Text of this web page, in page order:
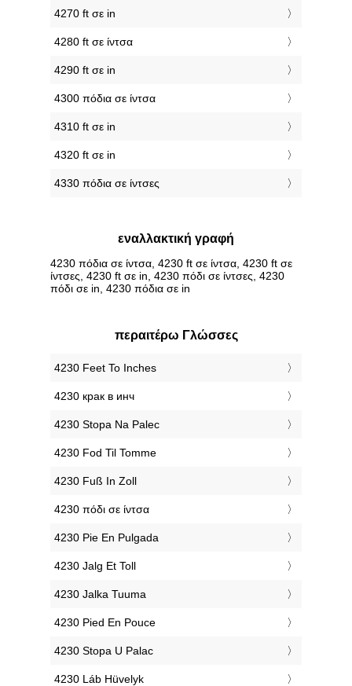
4270 ft σε in
4280 ft σε ίντσα
4290 ft σε in
4300 πόδια σε ίντσα
4310 ft σε in
4320 ft σε in
4330 πόδια σε ίντσες
εναλλακτική γραφή
4230 πόδια σε ίντσα, 4230 ft σε ίντσα, 4230 ft σε
ίντσες, 4230 ft σε in, 4230 πόδι σε ίντσες, 4230
πόδι σε in, 4230 πόδια σε in
περαιτέρω Γλώσσες
‎4230 Feet To Inches
‎4230 крак в инч
‎4230 Stopa Na Palec
‎4230 Fod Til Tomme
‎4230 Fuß In Zoll
‎4230 πόδι σε ίντσα
‎4230 Pie En Pulgada
‎4230 Jalg Et Toll
‎4230 Jalka Tuuma
‎4230 Pied En Pouce
‎4230 Stopa U Palac
‎4230 Láb Hüvelyk